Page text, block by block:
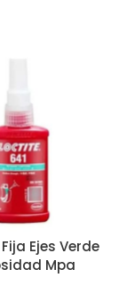
Ejes Verde
Mpa